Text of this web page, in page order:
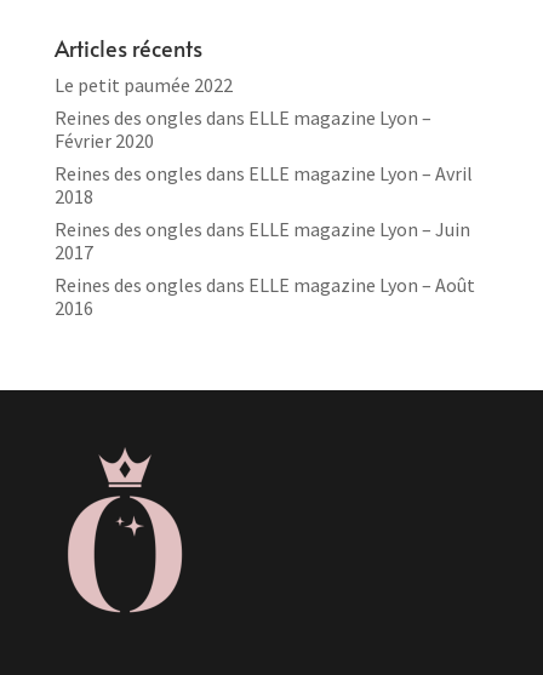
Articles récents
Le petit paumée 2022
Reines des ongles dans ELLE magazine Lyon –
Février 2020
Reines des ongles dans ELLE magazine Lyon – Avril
2018
Reines des ongles dans ELLE magazine Lyon – Juin
2017
Reines des ongles dans ELLE magazine Lyon – Août
2016